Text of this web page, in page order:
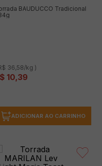
BAUDUCCO Tradicional
36,58/kg )
10,39
ADICIONAR AO CARRINHO